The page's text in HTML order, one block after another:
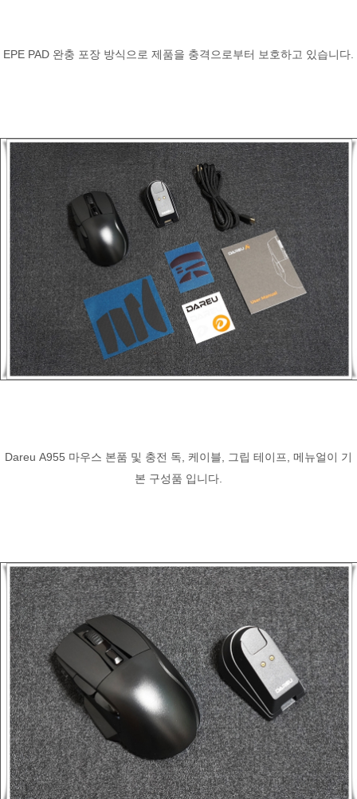
EPE PAD 완충 포장 방식으로 제품을 충격으로부터 보호하고 있습니다.
Dareu A955 마우스 본품 및 충전 독, 케이블, 그립 테이프, 메뉴얼이 기
본 구성품 입니다.